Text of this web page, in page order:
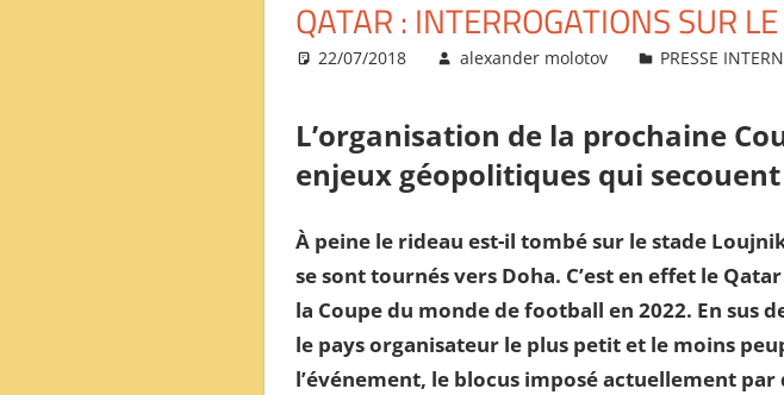
QATAR : INTERROGATIONS SUR
22/07/2018 alexander molotov PRESSE
L’organisation de la prochaine
enjeux géopolitiques qui
À peine le rideau est-il tombé sur le stade
se sont tournés vers Doha. C’est en effet le
la Coupe du monde de football en 2022. En sus
le pays organisateur le plus petit et le moins
l’événement, le blocus imposé actuellement